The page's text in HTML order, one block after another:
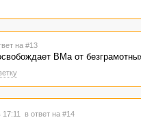
на #13
ВМа от
17:11 в ответ на #14